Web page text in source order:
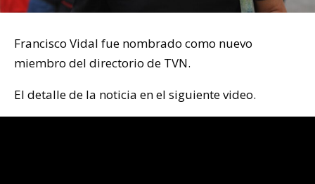
Francisco Vidal fue nombrado como nuevo
miembro del directorio de TVN.
El detalle de la noticia en el siguiente video.